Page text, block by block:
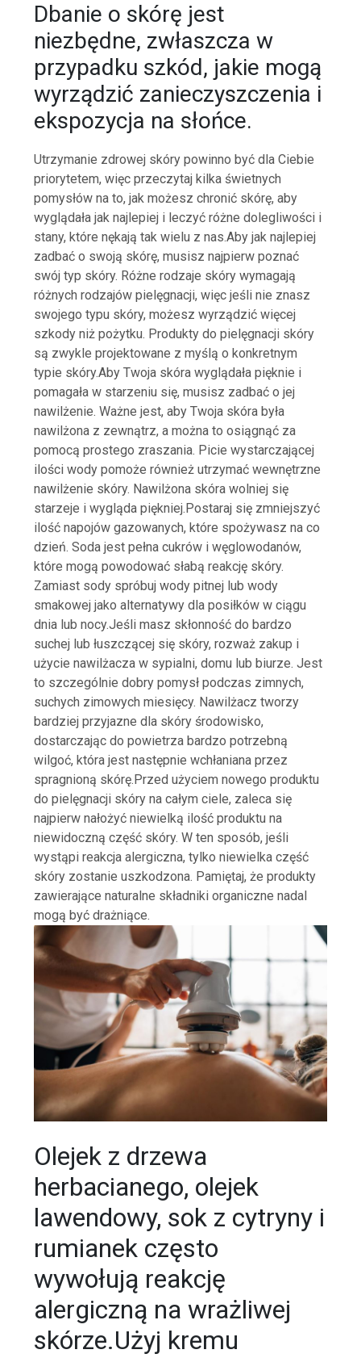
Dbanie o skórę jest
niezbędne, zwłaszcza w
przypadku szkód, jakie mogą
wyrządzić zanieczyszczenia i
ekspozycja na słońce.
Utrzymanie zdrowej skóry powinno być dla Ciebie
priorytetem, więc przeczytaj kilka świetnych
pomysłów na to, jak możesz chronić skórę, aby
wyglądała jak najlepiej i leczyć różne dolegliwości i
stany, które nękają tak wielu z nas.Aby jak najlepiej
zadbać o swoją skórę, musisz najpierw poznać
swój typ skóry. Różne rodzaje skóry wymagają
różnych rodzajów pielęgnacji, więc jeśli nie znasz
swojego typu skóry, możesz wyrządzić więcej
szkody niż pożytku. Produkty do pielęgnacji skóry
są zwykle projektowane z myślą o konkretnym
typie skóry.Aby Twoja skóra wyglądała pięknie i
pomagała w starzeniu się, musisz zadbać o jej
nawilżenie. Ważne jest, aby Twoja skóra była
nawilżona z zewnątrz, a można to osiągnąć za
pomocą prostego zraszania. Picie wystarczającej
ilości wody pomoże również utrzymać wewnętrzne
nawilżenie skóry. Nawilżona skóra wolniej się
starzeje i wygląda piękniej.Postaraj się zmniejszyć
ilość napojów gazowanych, które spożywasz na co
dzień. Soda jest pełna cukrów i węglowodanów,
które mogą powodować słabą reakcję skóry.
Zamiast sody spróbuj wody pitnej lub wody
smakowej jako alternatywy dla posiłków w ciągu
dnia lub nocy.Jeśli masz skłonność do bardzo
suchej lub łuszczącej się skóry, rozważ zakup i
użycie nawilżacza w sypialni, domu lub biurze. Jest
to szczególnie dobry pomysł podczas zimnych,
suchych zimowych miesięcy. Nawilżacz tworzy
bardziej przyjazne dla skóry środowisko,
dostarczając do powietrza bardzo potrzebną
wilgoć, która jest następnie wchłaniana przez
spragnioną skórę.Przed użyciem nowego produktu
do pielęgnacji skóry na całym ciele, zaleca się
najpierw nałożyć niewielką ilość produktu na
niewidoczną część skóry. W ten sposób, jeśli
wystąpi reakcja alergiczna, tylko niewielka część
skóry zostanie uszkodzona. Pamiętaj, że produkty
zawierające naturalne składniki organiczne nadal
mogą być drażniące.
Olejek z drzewa
herbacianego, olejek
lawendowy, sok z cytryny i
rumianek często
wywołują reakcję
alergiczną na wrażliwej
skórze.Użyj kremu